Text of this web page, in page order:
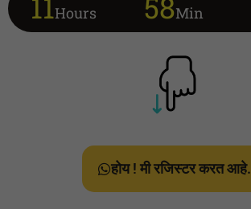
Hours Min
होय ! मी रजिस्टर करत आहे.